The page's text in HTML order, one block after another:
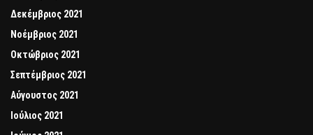
Δεκέμβριος 2021
Νοέμβριος 2021
Οκτώβριος 2021
Σεπτέμβριος 2021
Αύγουστος 2021
Ιούλιος 2021